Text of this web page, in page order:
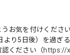
お気を付けください
り5日後）を過ぎ
ください（https://